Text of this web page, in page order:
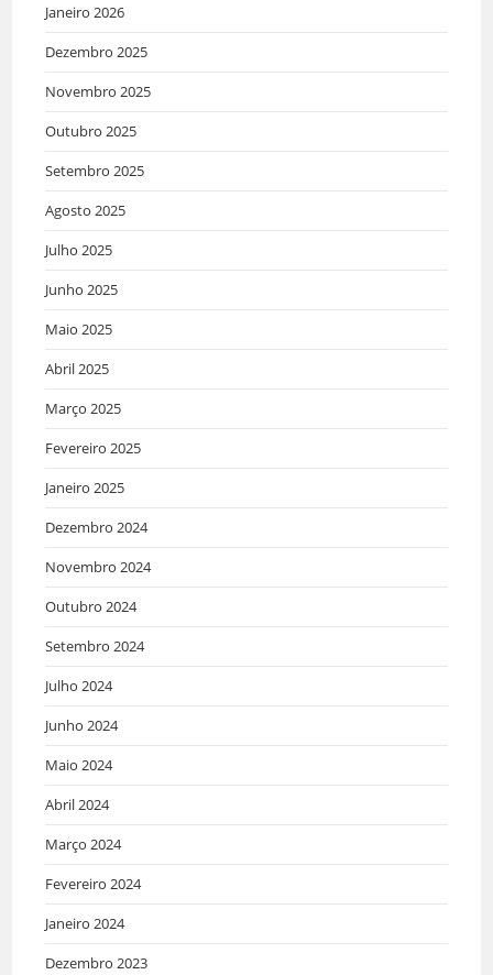
Janeiro 2026
Dezembro 2025
Novembro 2025
Outubro 2025
Setembro 2025
Agosto 2025
Julho 2025
Junho 2025
Maio 2025
Abril 2025
Março 2025
Fevereiro 2025
Janeiro 2025
Dezembro 2024
Novembro 2024
Outubro 2024
Setembro 2024
Julho 2024
Junho 2024
Maio 2024
Abril 2024
Março 2024
Fevereiro 2024
Janeiro 2024
Dezembro 2023